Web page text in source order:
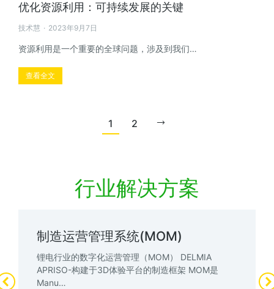
优化资源利用：可持续发展的关键
技术慧 2023年9月7日
资源利用是一个重要的全球问题，涉及到我们…
查看全文
1 2
行业解决方案
制造运营管理系统(MOM)
锂电行业的数字化运营管理（MOM） DELMIA
APRISO-构建于3D体验平台的制造框架 MOM是
Manu…